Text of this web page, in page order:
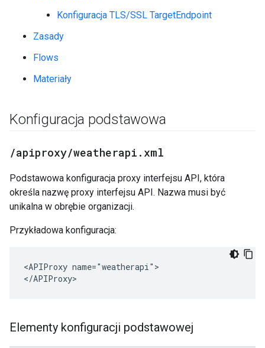
Konfiguracja TLS/SSL TargetEndpoint
Zasady
Flows
Materiały
Konfiguracja podstawowa
/apiproxy/weatherapi . xml
Podstawowa konfiguracja proxy interfejsu API, która
określa nazwę proxy interfejsu API. Nazwa musi być
unikalna w obrębie organizacji.
Przykładowa konfiguracja:
<APIProxy name="weatherapi">
</APIProxy>
Elementy konfiguracji podstawowej